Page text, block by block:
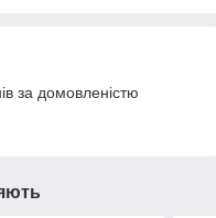
за домовленістю